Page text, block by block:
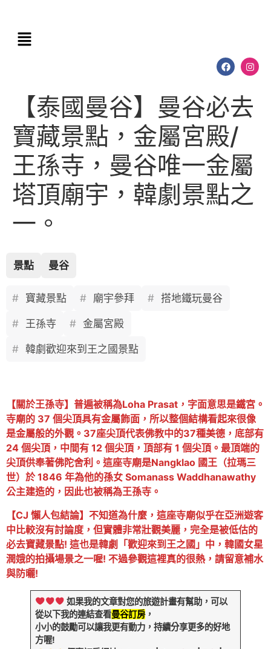
【泰國曼谷】曼谷必去
寶藏景點，金屬宮殿/
王孫寺，曼谷唯一金屬
塔頂廟宇，韓劇景點之
一。
景點 曼谷
寶藏景點 廟宇參拜 搭地鐵玩曼谷
王孫寺 金屬宮殿
韓劇歡迎來到王之國景點
【關於王孫寺】普遍被稱為Loha Prasat，字面意思是鐵宮。
寺廟的 37 個尖頂具有金屬飾面，所以整個結構看起來很像
是金屬般的外觀。37座尖頂代表佛教中的37種美德，底部有
24 個尖頂，中間有 12 個尖頂，頂部有 1 個尖頂。最頂端的
尖頂供奉著佛陀舍利。這座寺廟是Nangklao 國王（拉瑪三
世）於 1846 年為他的孫女 Somanass Waddhanawathy
公主建造的，因此也被稱為王孫寺。
【CJ 懶人包結論】不知道為什麼，這座寺廟似乎在亞洲遊客
中比較沒有討論度，但實體非常壯觀美麗，完全是被低估的
必去寶藏景點! 這也是韓劇「歡迎來到王之國」中，韓國女星
潤娥的拍攝場景之一喔! 不過參觀這裡真的很熱，請留意補水
與防曬!
如果我的文章對您的旅遊計畫有幫助，可以
從以下我的連結查看曼谷訂房，
小小的鼓勵可以讓我更有動力，持續分享更多的好地
方喔!